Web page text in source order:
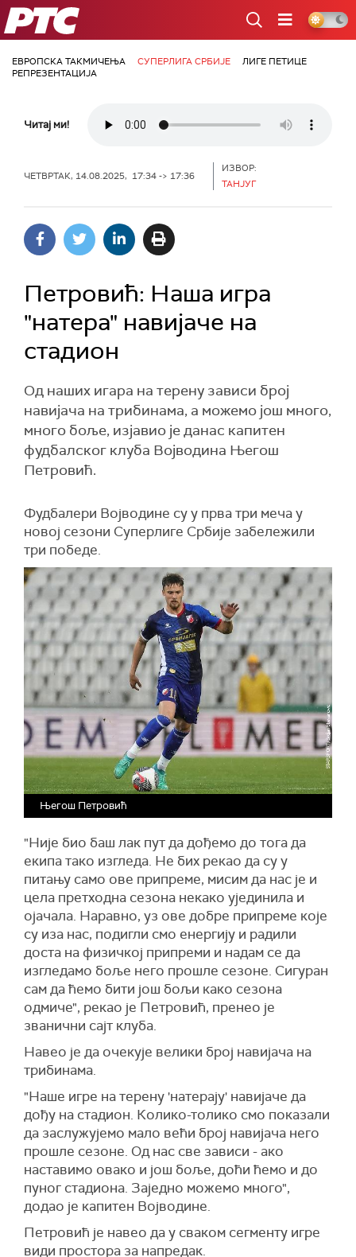
РТС
ЕВРОПСКА ТАКМИЧЕЊА СУПЕРЛИГА СРБИЈЕ
ЛИГЕ ПЕТИЦЕ
РЕПРЕЗЕНТАЦИЈА
Читај ми!
ЧЕТВРТАК, 14.08.2025, 17:34 -> 17:36
ИЗВОР:
ТАНЈУГ
Петровић: Наша игра
"натера" навијаче на
стадион
Од наших игара на терену зависи број
навијача на трибинама, а можемо још много,
много боље, изјавио је данас капитен
фудбалског клуба Војводина Његош
Петровић.
Фудбалери Војводине су у прва три меча у
новој сезони Суперлиге Србије забележили
три победе.
Његош Петровић
"Није био баш лак пут да дођемо до тога да
екипа тако изгледа. Не бих рекао да су у
питању само ове припреме, мисим да нас је и
цела претходна сезона некако ујединила и
ојачала. Наравно, уз ове добре припреме које
су иза нас, подигли смо енергију и радили
доста на физичкој припреми и надам се да
изгледамо боље него прошле сезоне. Сигуран
сам да ћемо бити још бољи како сезона
одмиче", рекао је Петровић, пренео је
званични сајт клуба.
Навео је да очекује велики број навијача на
трибинама.
"Наше игре на терену 'натерају' навијаче да
дођу на стадион. Колико-толико смо показали
да заслужујемо мало већи број навијача него
прошле сезоне. Од нас све зависи - ако
наставимо овако и још боље, доћи ћемо и до
пуног стадиона. Заједно можемо много",
додао је капитен Војводине.
Петровић је навео да у сваком сегменту игре
види простора за напредак.